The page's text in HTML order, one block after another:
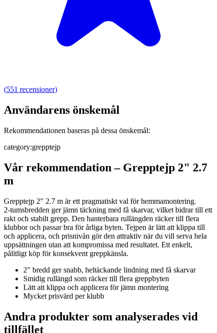
(551 recensioner)
Användarens önskemål
Rekommendationen baseras på dessa önskemål:
category:grepptejp
Vår rekommendation – Grepptejp 2" 2.7
m
Grepptejp 2" 2.7 m är ett pragmatiskt val för hemmamontering.
2‑tumsbredden ger jämn täckning med få skarvar, vilket bidrar till ett
rakt och stabilt grepp. Den hanterbara rullängden räcker till flera
klubbor och passar bra för årliga byten. Tejpen är lätt att klippa till
och applicera, och prisnivån gör den attraktiv när du vill serva hela
uppsättningen utan att kompromissa med resultatet. Ett enkelt,
pålitligt köp för konsekvent greppkänsla.
2" bredd ger snabb, heltäckande lindning med få skarvar
Smidig rullängd som räcker till flera greppbyten
Lätt att klippa och applicera för jämn montering
Mycket prisvärd per klubb
Andra produkter som analyserades vid
tillfället